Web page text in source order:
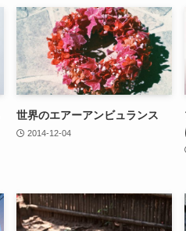
世界のエアーアンビュランス
2014-12-04